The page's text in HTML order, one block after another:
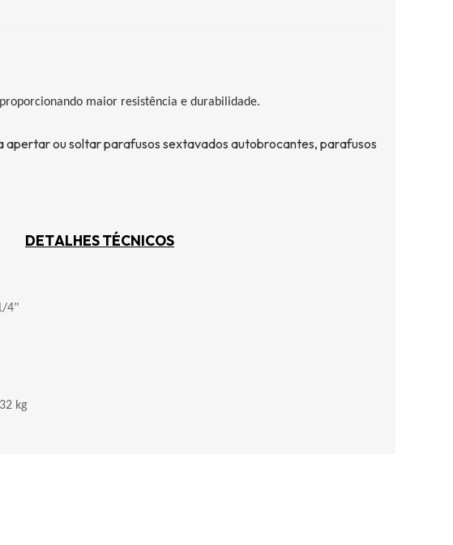
maior resistência e durabilidade.
apertar ou soltar parafusos sextavados autobrocantes, parafusos
DETALHES TÉCNICOS
4"
kg